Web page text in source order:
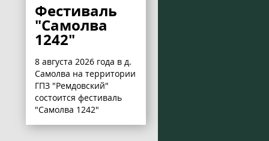
Фестиваль
"Самолва
1242"
8 августа 2026 года в д.
Самолва на территории
ГПЗ "Ремдовский"
состоится фестиваль
"Самолва 1242"